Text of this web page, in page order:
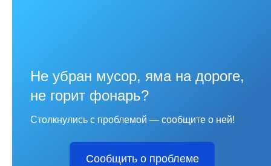
Не убран мусор, яма на дороге,
не горит фонарь?
Столкнулись с проблемой — сообщите о ней!
Сообщить о проблеме